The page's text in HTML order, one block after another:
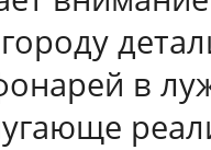
в